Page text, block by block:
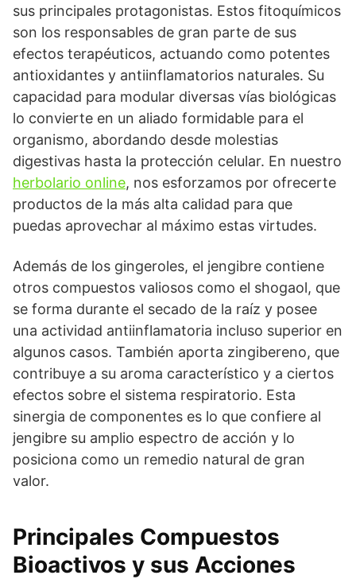
sus principales protagonistas. Estos fitoquímicos
son los responsables de gran parte de sus
efectos terapéuticos, actuando como potentes
antioxidantes y antiinflamatorios naturales. Su
capacidad para modular diversas vías biológicas
lo convierte en un aliado formidable para el
organismo, abordando desde molestias
digestivas hasta la protección celular. En nuestro
herbolario online, nos esforzamos por ofrecerte
productos de la más alta calidad para que
puedas aprovechar al máximo estas virtudes.
Además de los gingeroles, el jengibre contiene
otros compuestos valiosos como el shogaol, que
se forma durante el secado de la raíz y posee
una actividad antiinflamatoria incluso superior en
algunos casos. También aporta zingibereno, que
contribuye a su aroma característico y a ciertos
efectos sobre el sistema respiratorio. Esta
sinergia de componentes es lo que confiere al
jengibre su amplio espectro de acción y lo
posiciona como un remedio natural de gran
valor.
Principales Compuestos
Bioactivos y sus Acciones